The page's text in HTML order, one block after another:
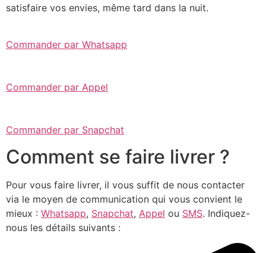
satisfaire vos envies, même tard dans la nuit.
Commander par Whatsapp
Commander par Appel
Commander par Snapchat
Comment se faire livrer ?
Pour vous faire livrer, il vous suffit de nous contacter
via le moyen de communication qui vous convient le
mieux : Whatsapp, Snapchat, Appel ou SMS. Indiquez-
nous les détails suivants :